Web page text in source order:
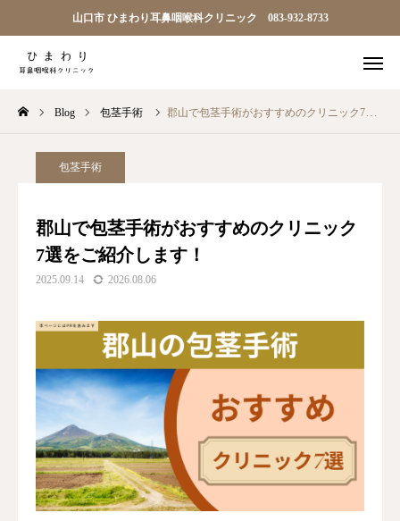
山口市 ひまわり耳鼻咽喉科クリニック 083-932-8733
Blog 包茎手術 郡山で包茎手術がおすすめのクリニック7選をご紹介します！
包茎手術
郡山で包茎手術がおすすめのクリニック
7選をご紹介します！
2025.09.14 2026.08.06
 順番予約
問診 アクセス
診療案内
お知らせ
いびき・無呼吸